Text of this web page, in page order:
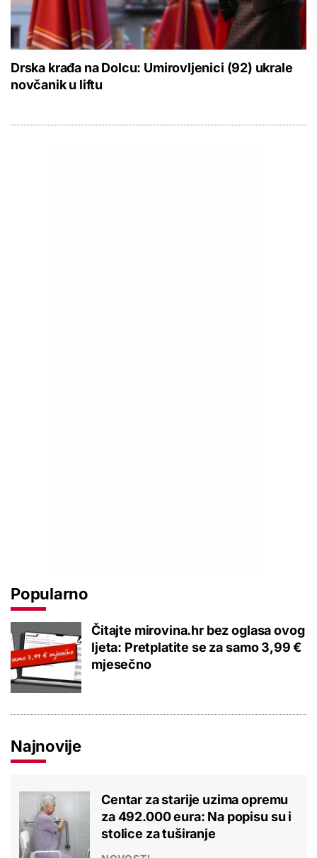
Drska krađa na Dolcu: Umirovljenici (92) ukrale
novčanik u liftu
Popularno
Čitajte mirovina.hr bez oglasa ovog
ljeta: Pretplatite se za samo 3,99 €
mjesečno
Najnovije
Centar za starije uzima opremu
za 492.000 eura: Na popisu su i
stolice za tuširanje